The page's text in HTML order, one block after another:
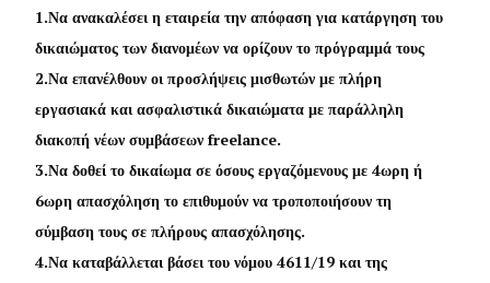
1.Να ανακαλέσει η εταιρεία την απόφαση για κατάργηση του
δικαιώματος των διανομέων να ορίζουν το πρόγραμμά τους
2.Να επανέλθουν οι προσλήψεις μισθωτών με πλήρη
εργασιακά και ασφαλιστικά δικαιώματα με παράλληλη
διακοπή νέων συμβάσεων freelance.
3.Να δοθεί το δικαίωμα σε όσους εργαζόμενους με 4ωρη ή
6ωρη απασχόληση το επιθυμούν να τροποποιήσουν τη
σύμβαση τους σε πλήρους απασχόλησης.
4.Να καταβάλλεται βάσει του νόμου 4611/19 και της